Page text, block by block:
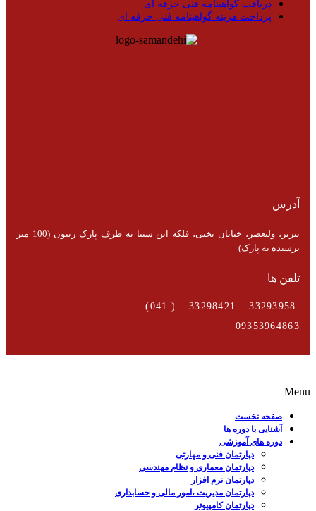
دریافت گواهینامه فنی حرفه ای
پرداخت هزینه گواهینامه فنی حرفه ای
آدرس
تبریز، ولیعصر، خیابان تختی، فلکه ابن سینا به طرف پارک زیتون (100 متر
نرسیده به پارک)
تلفن ها
09353964863
Menu
صفحه نخست
آشنایی با دوره ها
دوره های آموزشی
دپارتمان فنی و مهارتی
دپارتمان معماری و نظام مهندسی
دپارتمان نرم افزار
دپارتمان مدیریت ،امور مالی و حسابداری
دپارتمان کامپیوتر